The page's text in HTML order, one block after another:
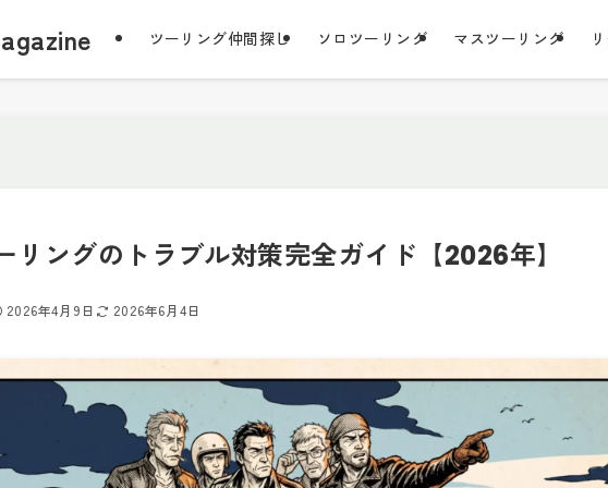
ツーリング仲間探し ソロツーリング マスツーリング
リングのトラブル対策完全ガイド【2026年】
2026年4月9日 2026年6月4日